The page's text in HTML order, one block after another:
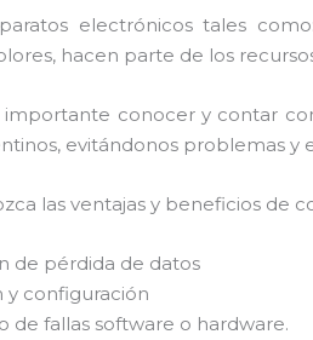
electrónicos tales
hacen parte de los
importante conocer y contar
evitándonos problemas y
las ventajas y beneficios de
de pérdida de datos
y configuración
de fallas software o hardware.